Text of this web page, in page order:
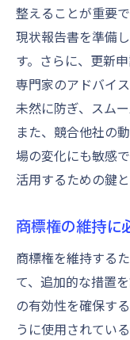
整えることが重要
現状報告書を準備
す。さらに、更新
専門家のアドバイ
未然に防ぎ、スム
また、競合他社の
場の変化にも敏感
活用するための鍵と
商標権の維持に
商標権を維持する
て、追加的な措置
の有効性を確保す
うに使用されてい